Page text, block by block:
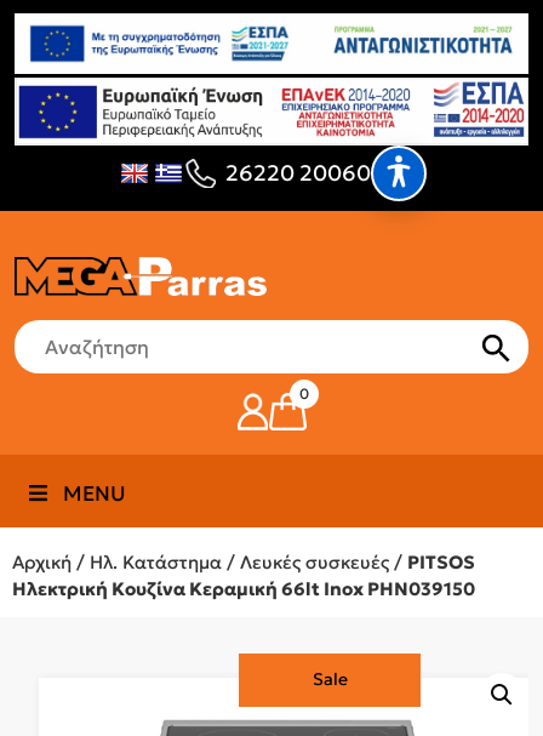
26220 20060
0
MENU
Αρχική / Ηλ. Κατάστημα / Λευκές συσκευές / PITSOS
Ηλεκτρική Κουζίνα Κεραμική 66lt Inox PHN039150
Sale